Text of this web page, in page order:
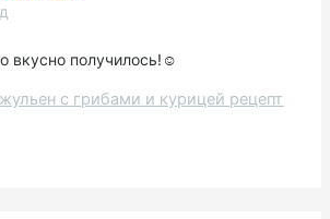
вкусно получилось!☺️
с грибами и курицей рецепт